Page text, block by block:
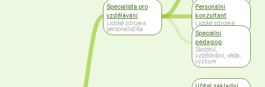
Specialista pro
vzdělávání
Lidské zdroje a
personalistika
Personální
konzultant
Lidské zdroje a
personalistika
Speciální
pedagog
Školství,
vzdělávání, věda,
výzkum